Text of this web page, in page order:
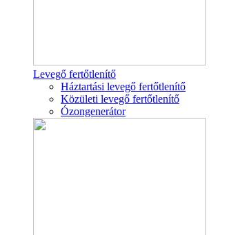
Levegő fertőtlenítő
Háztartási levegő fertőtlenítő
Közületi levegő fertőtlenítő
Ózongenerátor